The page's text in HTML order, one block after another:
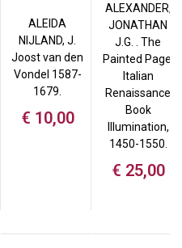
ALEIDA
NIJLAND, J.
Joost van den
Vondel 1587-
1679.
€ 10,00
ALEXANDER,
JONATHAN
J.G. . The
Painted Page.
Italian
Renaissance
Book
Illumination,
1450-1550.
€ 25,00